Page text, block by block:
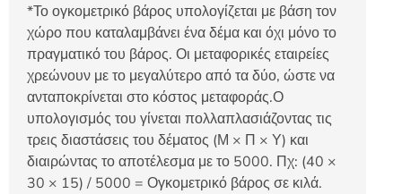
*Το ογκομετρικό βάρος υπολογίζεται με βάση τον
χώρο που καταλαμβάνει ένα δέμα και όχι μόνο το
πραγματικό του βάρος. Οι μεταφορικές εταιρείες
χρεώνουν με το μεγαλύτερο από τα δύο, ώστε να
ανταποκρίνεται στο κόστος μεταφοράς.Ο
υπολογισμός του γίνεται πολλαπλασιάζοντας τις
τρεις διαστάσεις του δέματος (Μ × Π × Υ) και
διαιρώντας το αποτέλεσμα με το 5000. Πχ: (40 ×
30 × 15) / 5000 = Ογκομετρικό βάρος σε κιλά.